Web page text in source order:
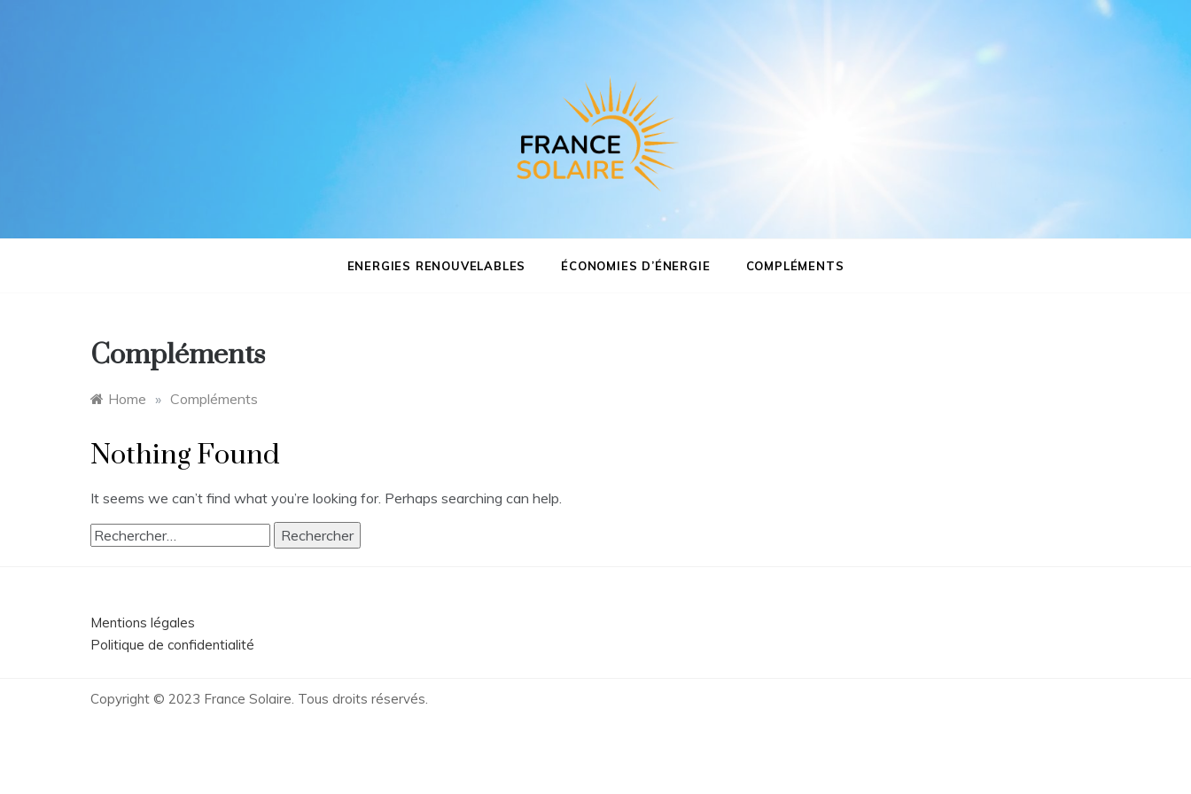
Solaire
ENERGIES RENOUVELABLES ÉCONOMIES D’ÉNERGIE COMPLÉMENTS
Compléments
Home » Compléments
Nothing Found
It seems we can’t find what you’re looking for. Perhaps searching can help.
Rechercher :
Mentions légales
Politique de confidentialité
Copyright © 2023 France Solaire. Tous droits réservés.